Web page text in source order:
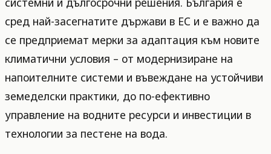
сред най-засегнатите държави в ЕС и е важно да
се предприемат мерки за адаптация към новите
климатични условия – от модернизиране на
напоителните системи и въвеждане на устойчиви
земеделски практики, до по-ефективно
управление на водните ресурси и инвестиции в
технологии за пестене на вода.